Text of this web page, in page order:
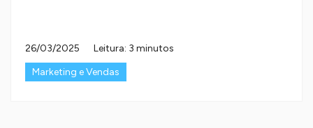
26/03/2025
Leitura: 3 minutos
Marketing e Vendas